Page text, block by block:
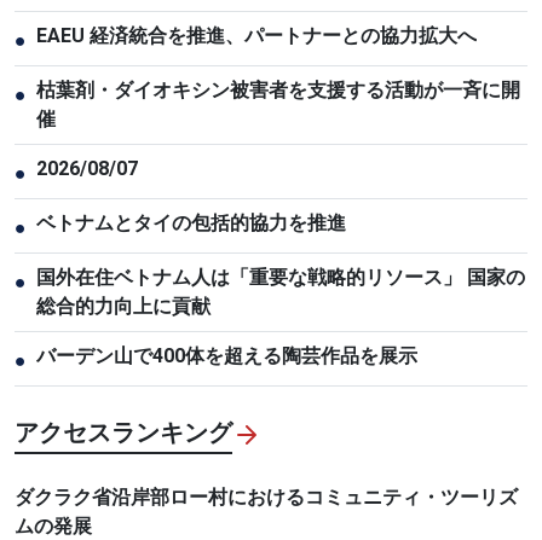
● EAEU 経済統合を推進、パートナーとの協力拡大へ
● 枯葉剤・ダイオキシン被害者を支援する活動が一斉に開
催
● 2026/08/07
● ベトナムとタイの包括的協力を推進
●
国外在住ベトナム人は「重要な戦略的リソース」 国家の
総合的力向上に貢献
● バーデン山で400体を超える陶芸作品を展示
アクセスランキング
ダクラク省沿岸部ロー村におけるコミュニティ・ツーリズ
ムの発展